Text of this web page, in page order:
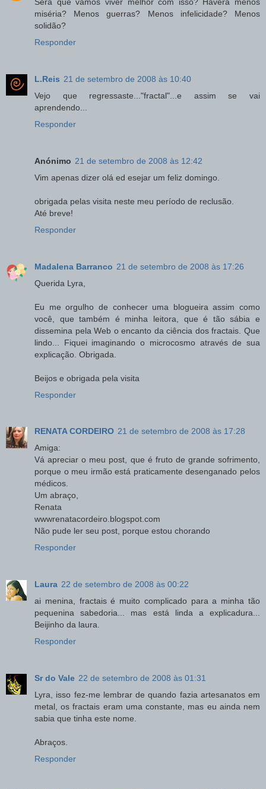
miséria? Menos guerras? Menos infelicidade? Menos
solidão?
Responder
L.Reis 21 de setembro de 2008 às 10:40
Vejo que regressaste..."fractal"...e assim se vai
aprendendo...
Responder
Anónimo 21 de setembro de 2008 às 12:42
Vim apenas dizer olá ed esejar um feliz domingo.
obrigada pelas visita neste meu período de reclusão.
Até breve!
Responder
Madalena Barranco 21 de setembro de 2008 às 17:26
Querida Lyra,
Eu me orgulho de conhecer uma blogueira assim como
você, que também é minha leitora, que é tão sábia e
dissemina pela Web o encanto da ciência dos fractais. Que
lindo... Fiquei imaginando o microcosmo através de sua
explicação. Obrigada.
Beijos e obrigada pela visita
Responder
RENATA CORDEIRO 21 de setembro de 2008 às 17:28
Amiga:
Vá apreciar o meu post, que é fruto de grande sofrimento,
porque o meu irmão está praticamente desenganado pelos
médicos.
Um abraço,
Renata
wwwrenatacordeiro.blogspot.com
Não pude ler seu post, porque estou chorando
Responder
Laura 22 de setembro de 2008 às 00:22
ai menina, fractais é muito complicado para a minha tão
pequenina sabedoria... mas está linda a explicadura...
Beijinho da laura.
Responder
Sr do Vale 22 de setembro de 2008 às 01:31
Lyra, isso fez-me lembrar de quando fazia artesanatos em
metal, os fractais eram uma constante, mas eu ainda nem
sabia que tinha este nome.
Abraços.
Responder